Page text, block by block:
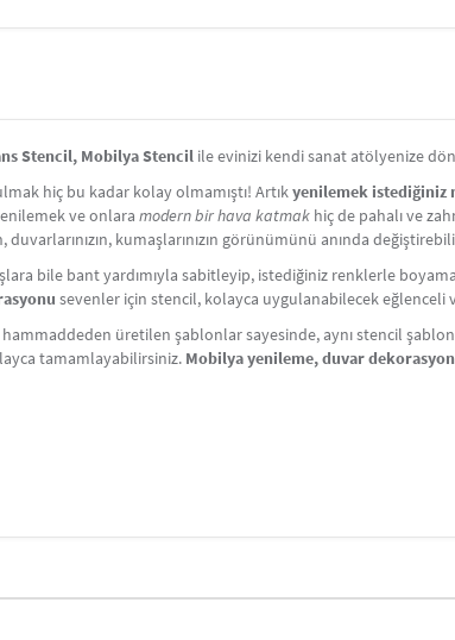
Stencil, Mobilya Stencil ile evinizi kendi sanat atölyenize
hiç bu kadar kolay olmamıştı! Artıkyenilemek istediğiniz
ve onlara modern bir hava katmak hiç de pahalı ve
duvarlarınızın, kumaşlarınızın görünümünü anında
bile bant yardımıyla sabitleyip, istediğiniz renklerle
sevenler için stencil, kolayca uygulanabilecek eğlenceli
üretilen şablonlar sayesinde, aynı stencil
tamamlayabilirsiniz. Mobilya yenileme, duvar